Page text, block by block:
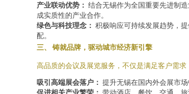
产业联动优势： 结合无锡作为全国重要先进制
成实质性的产业合作。
绿色与科技理念： 积极响应可持续发展趋势，
配。
三、 铸就品牌，驱动城市经济新引擎
高品质的会议及展览服务，不仅是满足客户需
吸引高端展会落户： 提升无锡在国内外会展市
促进相关产业繁荣： 带动酒店、餐饮、交通、